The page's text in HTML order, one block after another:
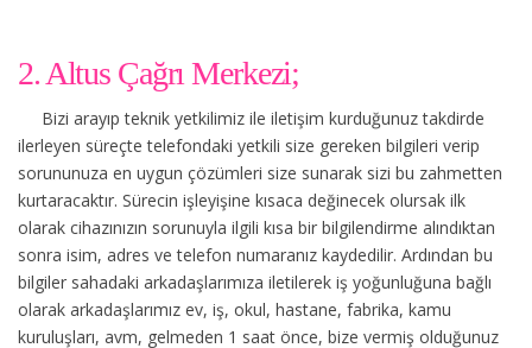
2. Altus Çağrı Merkezi;
Bizi arayıp teknik yetkilimiz ile iletişim kurduğunuz takdirde
ilerleyen süreçte telefondaki yetkili size gereken bilgileri verip
sorununuza en uygun çözümleri size sunarak sizi bu zahmetten
kurtaracaktır. Sürecin işleyişine kısaca değinecek olursak ilk
olarak cihazınızın sorunuyla ilgili kısa bir bilgilendirme alındıktan
sonra isim, adres ve telefon numaranız kaydedilir. Ardından bu
bilgiler sahadaki arkadaşlarımıza iletilerek iş yoğunluğuna bağlı
olarak arkadaşlarımız ev, iş, okul, hastane, fabrika, kamu
kuruluşları, avm, gelmeden 1 saat önce, bize vermiş olduğunuz